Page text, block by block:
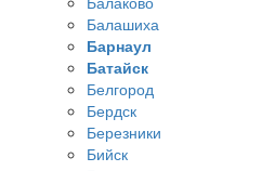
Балашиха
Барнаул
Батайск
Белгород
Бердск
Березники
Бийск